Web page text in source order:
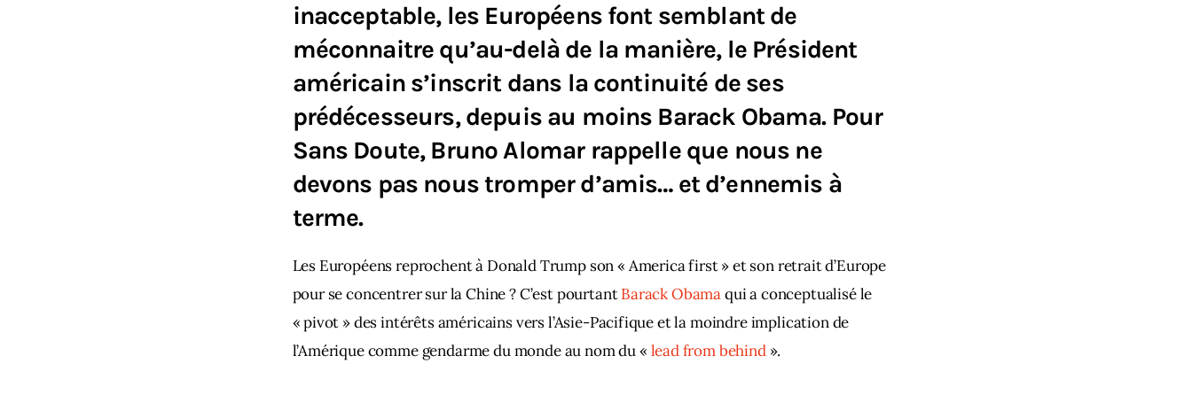
inacceptable, les Européens font semblant de
méconnaitre qu’au-delà de la manière, le Président
américain s’inscrit dans la continuité de ses
prédécesseurs, depuis au moins Barack Obama. Pour
Sans Doute, Bruno Alomar rappelle que nous ne
devons pas nous tromper d’amis… et d’ennemis à
terme.
Les Européens reprochent à Donald Trump son « America first » et son retrait d’Europe
pour se concentrer sur la Chine ? C’est pourtant Barack Obama qui a conceptualisé le
« pivot » des intérêts américains vers l’Asie-Pacifique et la moindre implication de
l’Amérique comme gendarme du monde au nom du « lead from behind ».